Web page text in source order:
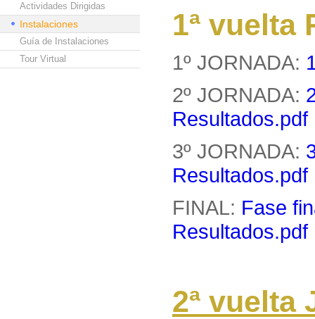
Actividades Dirigidas
Instalaciones
Guía de Instalaciones
Tour Virtual
1ª vuelta
1º JORNADA:
2º JORNADA:
Resultados.pdf
3º JORNADA:
Resultados.pdf
FINAL: Fase
Resultados.pdf
2ª vuelta